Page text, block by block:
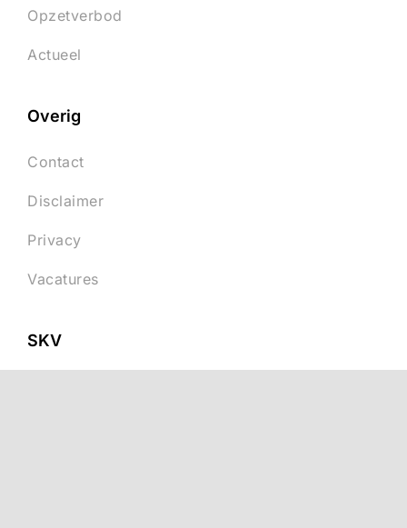
Opzetverbod
Actueel
Overig
Contact
Disclaimer
Privacy
Vacatures
SKV